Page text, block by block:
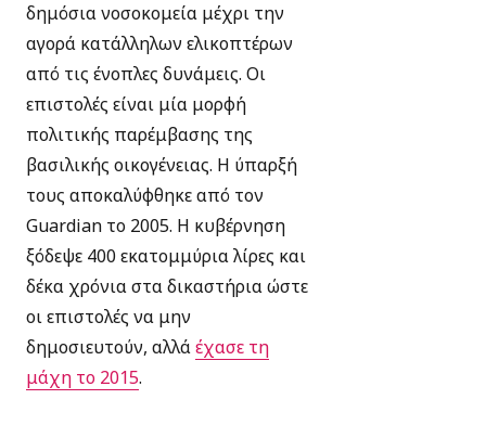
δημόσια νοσοκομεία μέχρι την
αγορά κατάλληλων ελικοπτέρων
από τις ένοπλες δυνάμεις. Οι
επιστολές είναι μία μορφή
πολιτικής παρέμβασης της
βασιλικής οικογένειας. Η ύπαρξή
τους αποκαλύφθηκε από τον
Guardian το 2005. H κυβέρνηση
ξόδεψε 400 εκατομμύρια λίρες και
δέκα χρόνια στα δικαστήρια ώστε
οι επιστολές να μην
δημοσιευτούν, αλλάέχασε τη
μάχη το 2015.